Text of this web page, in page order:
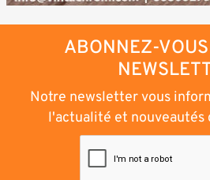
ABONNEZ-
Notre newsletter vous
l'actualité et nouveautés